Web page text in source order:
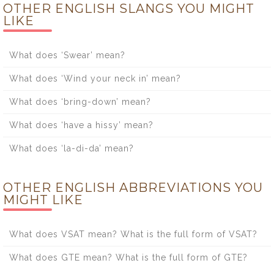
OTHER ENGLISH SLANGS YOU MIGHT
LIKE
What does ‘Swear’ mean?
What does ‘Wind your neck in’ mean?
What does ‘bring-down’ mean?
What does ‘have a hissy’ mean?
What does ‘la-di-da’ mean?
OTHER ENGLISH ABBREVIATIONS YOU
MIGHT LIKE
What does VSAT mean? What is the full form of VSAT?
What does GTE mean? What is the full form of GTE?